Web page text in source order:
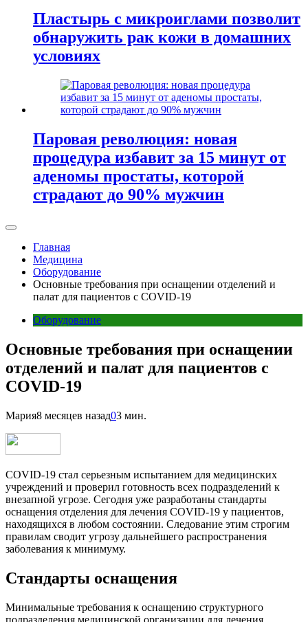
Пластырь с микроиглами позволит
обнаружить рак кожи в домашних
условиях
Паровая революция: новая
процедура избавит за 15 минут от
аденомы простаты, которой
страдают до 90% мужчин
Главная
Медицина
Оборудование
Основные требования при оснащении отделений и
палат для пациентов с COVID-19
Оборудование
Основные требования при оснащении
отделений и палат для пациентов с
COVID-19
Мария8 месяцев назад03 мин.
COVID-19 стал серьезным испытанием для медицинских
учреждений и проверил готовность всех подразделений к
внезапной угрозе. Сегодня уже разработаны стандарты
оснащения отделения для лечения COVID-19 у пациентов,
находящихся в любом состоянии. Следование этим строгим
правилам сводит угрозу дальнейшего распространения
заболевания к минимуму.
Стандарты оснащения
Минимальные требования к оснащению структурного
подразделения медицинской организации для лечения